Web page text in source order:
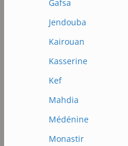
Gafsa
Jendouba
Kairouan
Kasserine
Kef
Mahdia
Médénine
Monastir